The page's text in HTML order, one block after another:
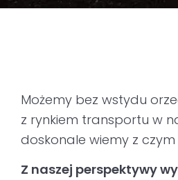
Możemy bez wstydu
z rynkiem transportu w
doskonale wiemy z
Z naszej perspektywy